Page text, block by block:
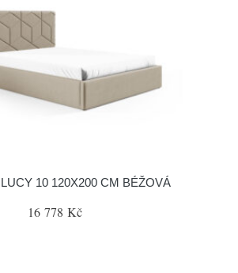
10 120X200 CM BÉŽOVÁ
16 778 Kč